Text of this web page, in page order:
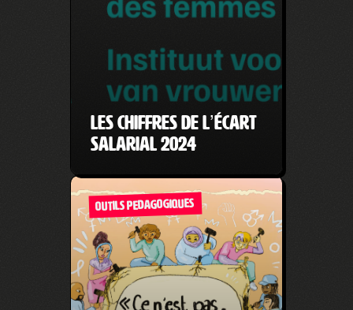
Les chiffres de l’écart
salarial 2024
OUTILS PEDAGOGIQUES